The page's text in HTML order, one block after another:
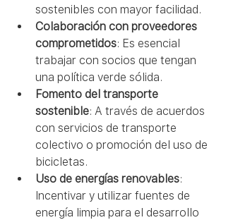
sostenibles con mayor facilidad.
Colaboración con proveedores
comprometidos: Es esencial
trabajar con socios que tengan
una política verde sólida.
Fomento del transporte
sostenible: A través de acuerdos
con servicios de transporte
colectivo o promoción del uso de
bicicletas.
Uso de energías renovables:
Incentivar y utilizar fuentes de
energía limpia para el desarrollo